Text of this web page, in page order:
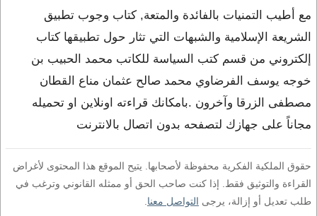
مع أطيب التمنيات بالفائدة والمتعة, كتاب وجوب تطبيق
الشريعة الإسلامية والشبهات التي تثار حول تطبيقها كتاب
إلكتروني من قسم كتب السياسة للكاتب محمد الحبيب بن
خوجه يوسف الفرضاوي محمد صالح عثمان مناع القطان
مصطفى الزرقا وآخرون .بامكانك قراءته اونلاين او تحميله
مجاناً على جهازك لتصفحه بدون اتصال بالانترنت
حقوق الملكية الفكرية محفوظة لأصحابها. يتيح الموقع هذا المحتوى لأغراض
القراءة والتوثيق فقط. إذا كنت صاحب الحق أو ممثله القانوني وترغب في
طلب تعديل أو إزالة، يرجى التواصل معنا